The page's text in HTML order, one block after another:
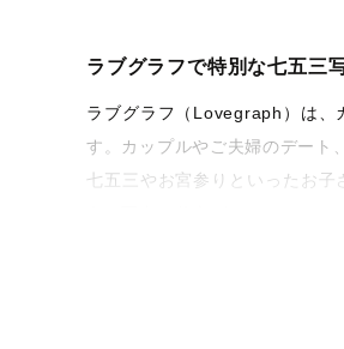
ラブグラフで特別な七五三
ラブグラフ（Lovegraph）は、
す。カップルやご夫婦のデート
七五三やお宮参りといったお子